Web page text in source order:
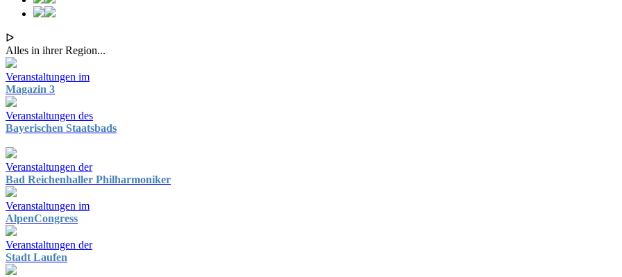
ᐅ
Alles in ihrer Region...
Veranstaltungen im
Magazin 3
Veranstaltungen des
Bayerischen Staatsbads
Veranstaltungen der
Bad Reichenhaller Philharmoniker
Veranstaltungen im
AlpenCongress
Veranstaltungen der
Stadt Laufen